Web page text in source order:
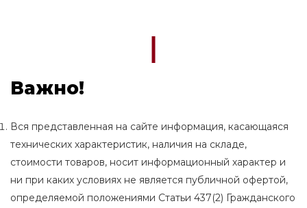
Важно!
Вся представленная на сайте информация, касающаяся
технических характеристик, наличия на складе,
стоимости товаров, носит информационный характер и
ни при каких условиях не является публичной офертой,
определяемой положениями Статьи 437(2) Гражданского